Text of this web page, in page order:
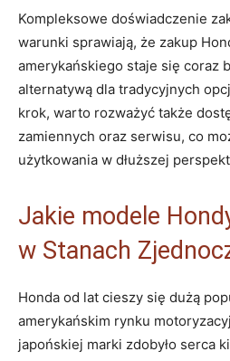
Kompleksowe doświadczenie
warunki sprawiają, że zakup
amerykańskiego staje się coraz
alternatywą dla tradycyjnych
krok, warto rozważyć także
zamiennych oraz serwisu, co
użytkowania w dłuższej
Jakie modele
w Stanach
Honda od lat cieszy się dużą
amerykańskim rynku
japońskiej marki zdobyło serca